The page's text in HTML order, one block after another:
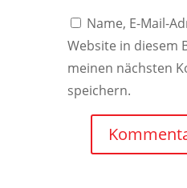
Name, E-Mail-
Website in diesem
meinen nächsten
speichern.